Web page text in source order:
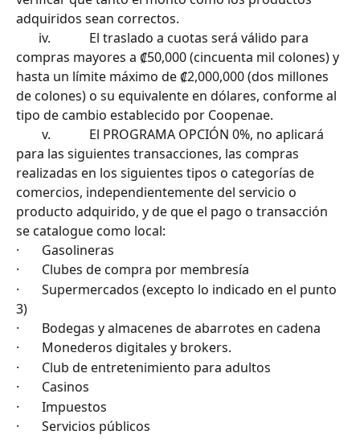
adquiridos sean correctos.
compras mayores a ₡50,000 (cincuenta mil colones) y
hasta un límite máximo de ₡2,000,000 (dos millones
de colones) o su equivalente en dólares, conforme al
tipo de cambio establecido por Coopenae.
para las siguientes transacciones, las compras
realizadas en los siguientes tipos o categorías de
comercios, independientemente del servicio o
producto adquirido, y de que el pago o transacción
se catalogue como local:
·       Gasolineras
·       Clubes de compra por membresía
·       Supermercados (excepto lo indicado en el punto
3)
·       Bodegas y almacenes de abarrotes en cadena
·       Monederos digitales y brokers.
·       Club de entretenimiento para adultos
·       Casinos
·       Impuestos
·       Servicios públicos